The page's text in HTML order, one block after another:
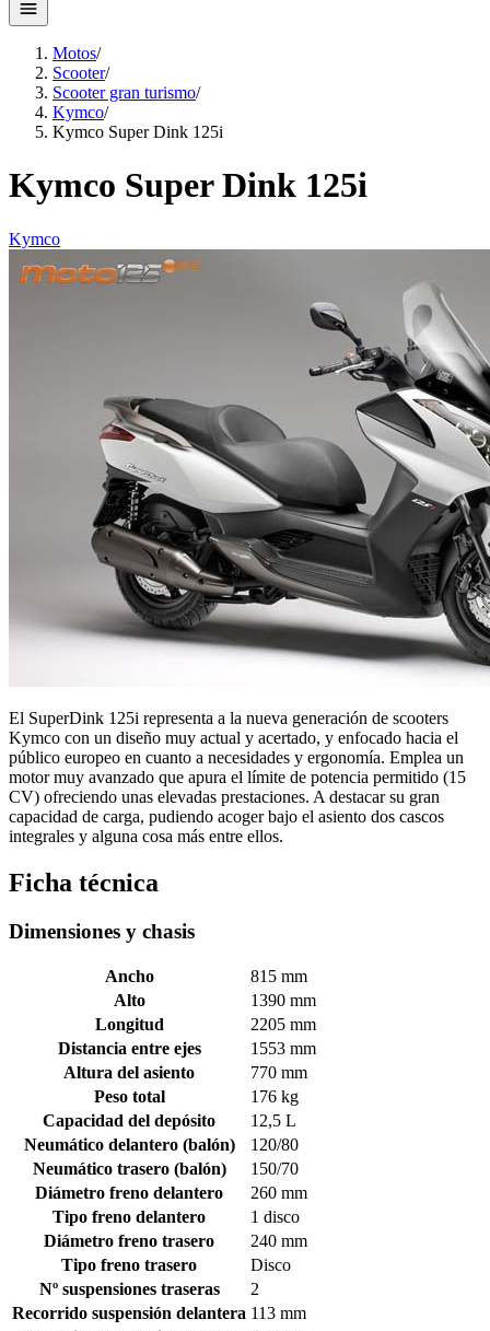
Motos/
Scooter/
Scooter gran turismo/
Kymco/
Kymco Super Dink 125i
Kymco Super Dink 125i
Kymco
El SuperDink 125i representa a la nueva generación de scooters
Kymco con un diseño muy actual y acertado, y enfocado hacia el
público europeo en cuanto a necesidades y ergonomía. Emplea un
motor muy avanzado que apura el límite de potencia permitido (15
CV) ofreciendo unas elevadas prestaciones. A destacar su gran
capacidad de carga, pudiendo acoger bajo el asiento dos cascos
integrales y alguna cosa más entre ellos.
Ficha técnica
Dimensiones y chasis
Ancho
815 mm
Alto
1390 mm
Longitud
2205 mm
Distancia entre ejes
1553 mm
Altura del asiento
770 mm
Peso total
176 kg
Capacidad del depósito
12,5 L
Neumático delantero (balón)
120/80
Neumático trasero (balón)
150/70
Diámetro freno delantero
260 mm
Tipo freno delantero
1 disco
Diámetro freno trasero
240 mm
Tipo freno trasero
Disco
Nº suspensiones traseras
2
Recorrido suspensión delantera 113 mm